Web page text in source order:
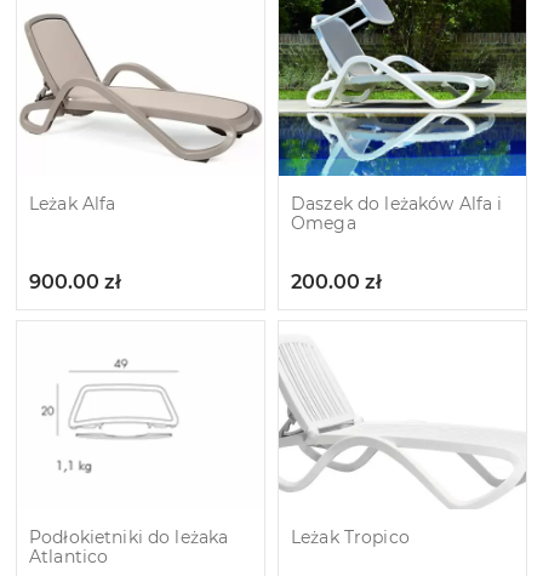
Leżak Alfa
900.00 zł
Daszek do leżaków Alfa i
Omega
200.00 zł
Podłokietniki do leżaka
Atlantico
Leżak Tropico